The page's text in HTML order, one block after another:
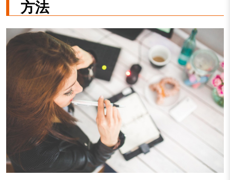
方法